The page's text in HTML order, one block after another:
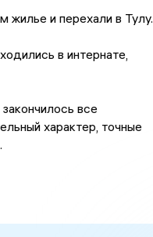
жилье и перехали в Тулу.
в интернате,
все
характер, точные